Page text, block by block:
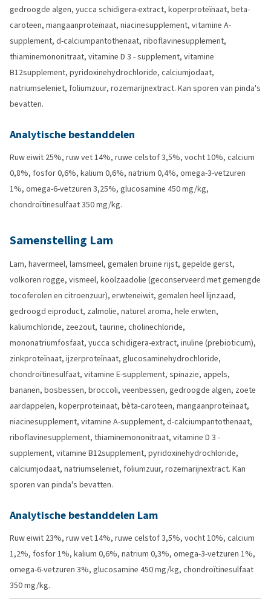
gedroogde algen, yucca schidigera-extract, koperproteïnaat, beta-
caroteen, mangaanproteïnaat, niacinesupplement, vitamine A-
supplement, d-calciumpantothenaat, riboflavinesupplement,
thiaminemononitraat, vitamine D 3 - supplement, vitamine
B12supplement, pyridoxinehydrochloride, calciumjodaat,
natriumseleniet, foliumzuur, rozemarijnextract. Kan sporen van pinda's
bevatten.
Analytische bestanddelen
Ruw eiwit 25%, ruw vet 14%, ruwe celstof 3,5%, vocht 10%, calcium
0,8%, fosfor 0,6%, kalium 0,6%, natrium 0,4%, omega-3-vetzuren
1%, omega-6-vetzuren 3,25%, glucosamine 450 mg/kg,
chondroïtinesulfaat 350 mg/kg.
Samenstelling Lam
Lam, havermeel, lamsmeel, gemalen bruine rijst, gepelde gerst,
volkoren rogge, vismeel, koolzaadolie (geconserveerd met gemengde
tocoferolen en citroenzuur), erwteneiwit, gemalen heel lijnzaad,
gedroogd eiproduct, zalmolie, naturel aroma, hele erwten,
kaliumchloride, zeezout, taurine, cholinechloride,
mononatriumfosfaat, yucca schidigera-extract, inuline (prebioticum),
zinkproteïnaat, ijzerproteïnaat, glucosaminehydrochloride,
chondroïtinesulfaat, vitamine E-supplement, spinazie, appels,
bananen, bosbessen, broccoli, veenbessen, gedroogde algen, zoete
aardappelen, koperproteinaat, bèta-caroteen, mangaanproteïnaat,
niacinesupplement, vitamine A-supplement, d-calciumpantothenaat,
riboflavinesupplement, thiaminemononitraat, vitamine D 3 -
supplement, vitamine B12supplement, pyridoxinehydrochloride,
calciumjodaat, natriumseleniet, foliumzuur, rozemarijnextract. Kan
sporen van pinda's bevatten.
Analytische bestanddelen Lam
Ruw eiwit 23%, ruw vet 14%, ruwe celstof 3,5%, vocht 10%, calcium
1,2%, fosfor 1%, kalium 0,6%, natrium 0,3%, omega-3-vetzuren 1%,
omega-6-vetzuren 3%, glucosamine 450 mg/kg, chondroïtinesulfaat
350 mg/kg.